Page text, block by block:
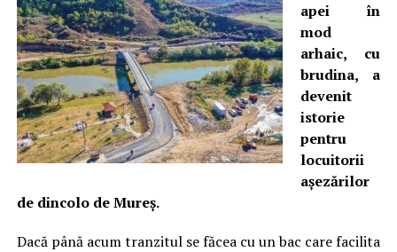
apei în
mod
arhaic, cu
brudina, a
devenit
istorie
pentru
locuitorii
așezărilor
de dincolo de Mureș.
Dacă până acum tranzitul se făcea cu un bac care facilita